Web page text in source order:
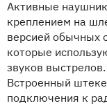
Активные
креплением на
версией обычных
которые
звуков выстрелов.
Встроенный
подключения к